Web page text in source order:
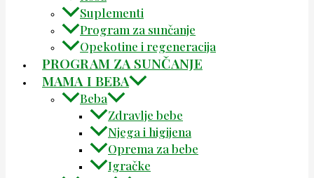
Suplementi
Program za sunčanje
Opekotine i regeneracija
PROGRAM ZA SUNČANJE
MAMA I BEBA
Beba
Zdravlje bebe
Njega i higijena
Oprema za bebe
Igračke